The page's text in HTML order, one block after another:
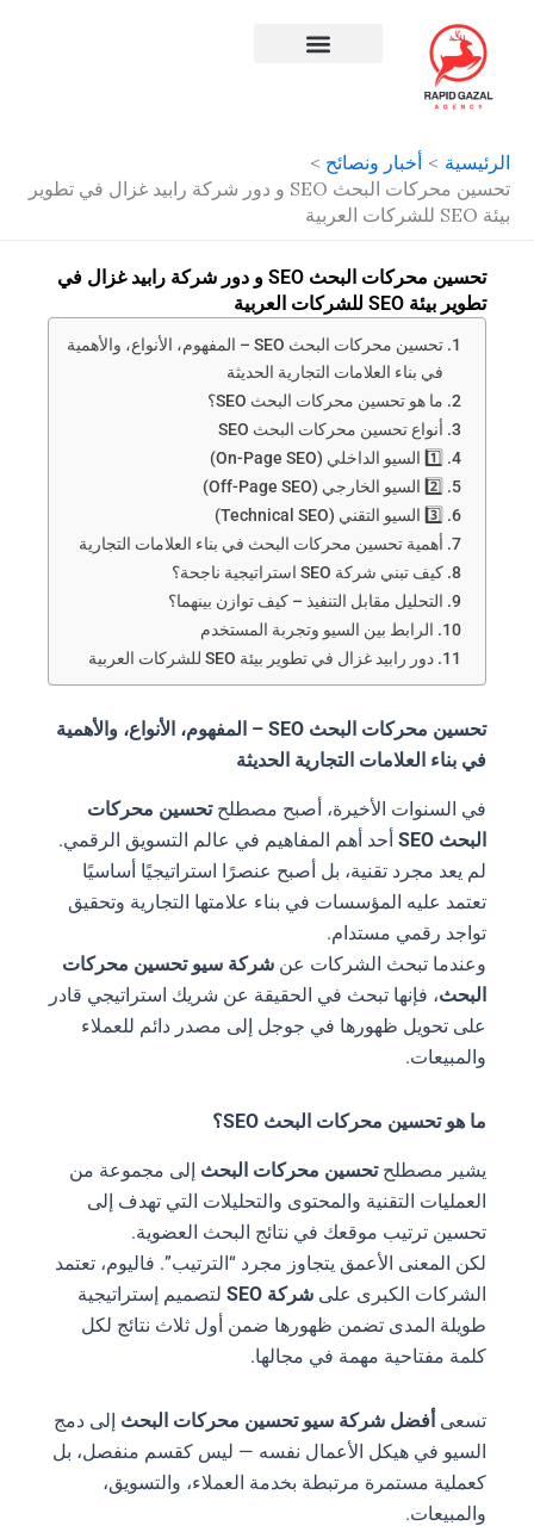
الرئيسية
أخبار ونصائح
تحسين محركات البحث SEO و دور شركة رابيد غزال في تطوير
بيئة SEO للشركات العربية
تحسين محركات البحث SEO و دور شركة رابيد غزال في
تطوير بيئة SEO للشركات العربية
تحسين محركات البحث SEO – المفهوم، الأنواع، والأهمية
في بناء العلامات التجارية الحديثة
ما هو تحسين محركات البحث SEO؟
أنواع تحسين محركات البحث SEO
1️⃣ السيو الداخلي (On-Page SEO)
2️⃣ السيو الخارجي (Off-Page SEO)
3️⃣ السيو التقني (Technical SEO)
أهمية تحسين محركات البحث في بناء العلامات التجارية
كيف تبني شركة SEO استراتيجية ناجحة؟
التحليل مقابل التنفيذ – كيف توازن بينهما؟
الرابط بين السيو وتجربة المستخدم
دور رابيد غزال في تطوير بيئة SEO للشركات العربية
تحسين محركات البحث SEO – المفهوم، الأنواع، والأهمية
في بناء العلامات التجارية الحديثة
في السنوات الأخيرة، أصبح مصطلحتحسين محركات
البحث SEO
أحد أهم المفاهيم في عالم التسويق الرقمي.
لم يعد مجرد تقنية، بل أصبح عنصرًا استراتيجيًا أساسيًا
تعتمد عليه المؤسسات في بناء علامتها التجارية وتحقيق
تواجد رقمي مستدام.
وعندما تبحث الشركات عنشركة سيو تحسين محركات
البحث، فإنها تبحث في الحقيقة عن شريك استراتيجي قادر
على تحويل ظهورها في جوجل إلى مصدر دائم للعملاء
والمبيعات.
ما هو تحسين محركات البحث SEO؟
يشير مصطلحتحسين محركات البحثإلى مجموعة من
العمليات التقنية والمحتوى والتحليلات التي تهدف إلى
تحسين ترتيب موقعك في نتائج البحث العضوية.
لكن المعنى الأعمق يتجاوز مجرد “الترتيب”. فاليوم، تعتمد
الشركات الكبرى علىشركة SEO
لتصميم إستراتيجية
طويلة المدى تضمن ظهورها ضمن أول ثلاث نتائج لكل
كلمة مفتاحية مهمة في مجالها.
تسعىأفضل شركة سيو تحسين محركات البحثإلى دمج
السيو في هيكل الأعمال نفسه — ليس كقسم منفصل، بل
كعملية مستمرة مرتبطة بخدمة العملاء، والتسويق،
والمبيعات.